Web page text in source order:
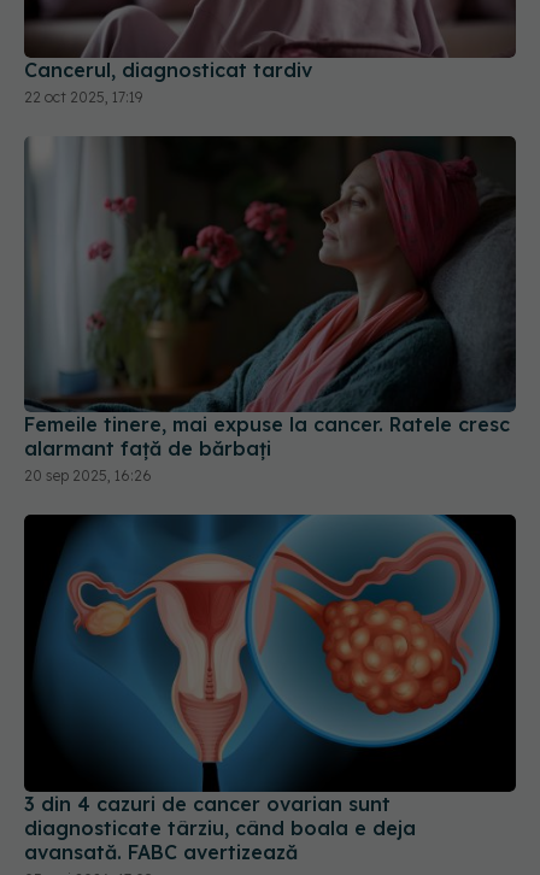
Cancerul, diagnosticat tardiv
22 oct 2025, 17:19
Femeile tinere, mai expuse la cancer. Ratele cresc
alarmant față de bărbați
20 sep 2025, 16:26
3 din 4 cazuri de cancer ovarian sunt
diagnosticate târziu, când boala e deja
avansată. FABC avertizează
05 mai 2026, 17:09